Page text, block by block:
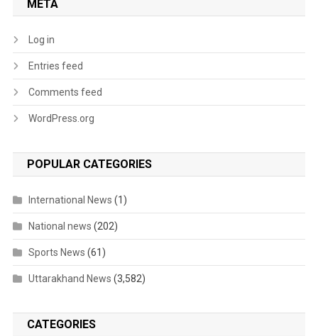
META
Log in
Entries feed
Comments feed
WordPress.org
POPULAR CATEGORIES
International News (1)
National news (202)
Sports News (61)
Uttarakhand News (3,582)
CATEGORIES